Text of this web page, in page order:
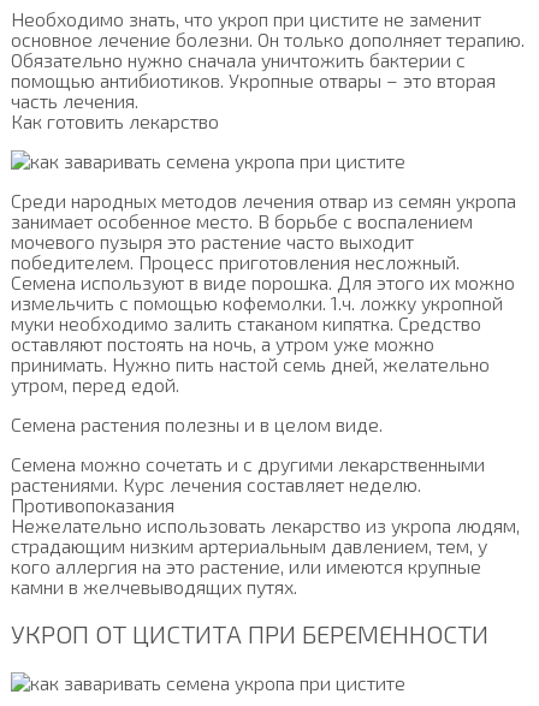
Необходимо знать, что укроп при цистите не заменит
основное лечение болезни. Он только дополняет терапию.
Обязательно нужно сначала уничтожить бактерии с
помощью антибиотиков. Укропные отвары – это вторая
часть лечения.
Как готовить лекарство
Среди народных методов лечения отвар из семян укропа
занимает особенное место. В борьбе с воспалением
мочевого пузыря это растение часто выходит
победителем. Процесс приготовления несложный.
Семена используют в виде порошка. Для этого их можно
измельчить с помощью кофемолки. 1.ч. ложку укропной
муки необходимо залить стаканом кипятка. Средство
оставляют постоять на ночь, а утром уже можно
принимать. Нужно пить настой семь дней, желательно
утром, перед едой.
Семена растения полезны и в целом виде.
Семена можно сочетать и с другими лекарственными
растениями. Курс лечения составляет неделю.
Противопоказания
Нежелательно использовать лекарство из укропа людям,
страдающим низким артериальным давлением, тем, у
кого аллергия на это растение, или имеются крупные
камни в желчевыводящих путях.
УКРОП ОТ ЦИСТИТА ПРИ БЕРЕМЕННОСТИ